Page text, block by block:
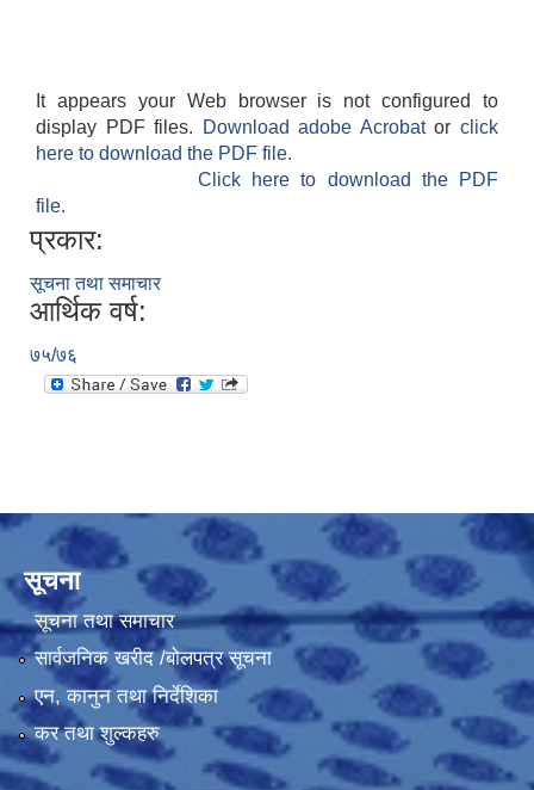
It appears your Web browser is not configured to
display PDF files.
Download adobe Acrobatorclick
here to download the PDF file.
Click here to download the PDF
file.
प्रकार:
सूचना तथा समाचार
आर्थिक वर्ष:
७५/७६
सूचना
सूचना तथा समाचार
सार्वजनिक खरीद /बोलपत्र सूचना
एन, कानुन तथा निर्देशिका
कर तथा शुल्कहरु